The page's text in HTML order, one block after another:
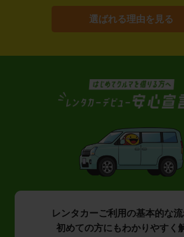
選ばれる理由を見る
レンタカーご利用の基本的な流
初めての方にもわかりやすく